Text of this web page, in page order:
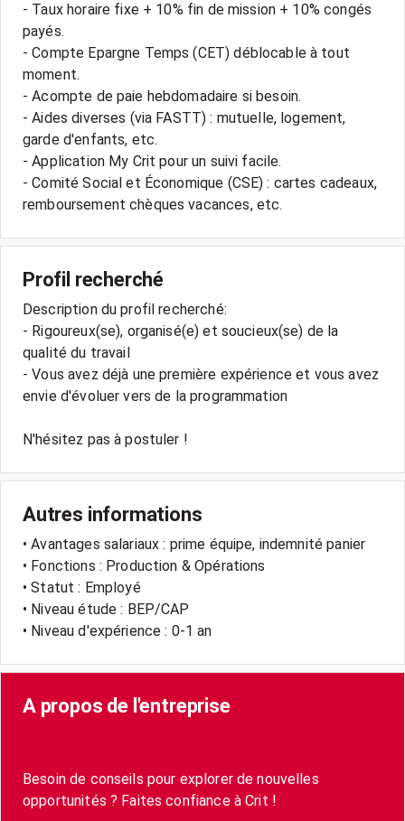
- Taux horaire fixe + 10% fin de mission + 10% congés
payés.
- Compte Epargne Temps (CET) déblocable à tout
moment.
- Acompte de paie hebdomadaire si besoin.
- Aides diverses (via FASTT) : mutuelle, logement,
garde d'enfants, etc.
- Application My Crit pour un suivi facile.
- Comité Social et Économique (CSE) : cartes cadeaux,
Profil recherché
Description du profil recherché:
- Rigoureux(se), organisé(e) et soucieux(se) de la
qualité du travail
- Vous avez déjà une première expérience et vous avez
envie d'évoluer vers de la programmation
N'hésitez pas à postuler !
Autres informations
• Avantages salariaux : prime équipe, indemnité panier
• Fonctions : Production & Opérations
• Statut : Employé
• Niveau étude : BEP/CAP
• Niveau d'expérience : 0-1 an
A propos de l'entreprise
Besoin de conseils pour explorer de nouvelles
opportunités ? Faites confiance à Crit !